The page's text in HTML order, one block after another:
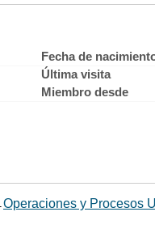
Fecha de
Última visita
Miembro desde
Operaciones y Procesos